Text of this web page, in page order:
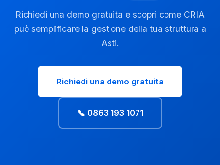
Richiedi una demo gratuita e scopri come CRIA
può semplificare la gestione della tua struttura a
Asti.
Richiedi una demo gratuita
📞 0863 193 1071